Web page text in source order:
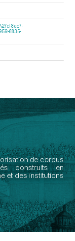
8ac7-
8835-
de corpus
construits en
et des institutions